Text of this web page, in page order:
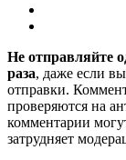
Не отправляйте
раза, даже если
отправки.
проверяются на
комментарии
затрудняет